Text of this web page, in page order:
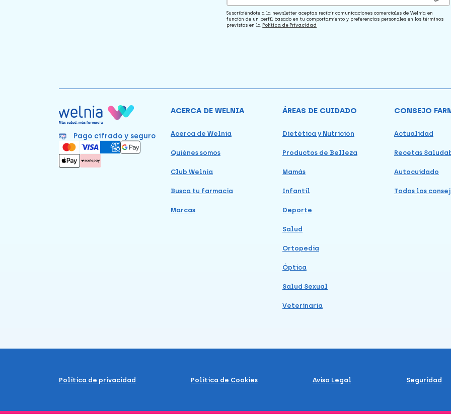
Suscribiéndote a la newsletter aceptas recibir comunicaciones comerciales de Welnia en
función de un perfil basado en tu comportamiento y preferencias personales en los términos
previstos en laPolítica de Privacidad
Pago cifrado y seguro
ACERCA DE WELNIA
Acerca de Welnia
Quiénes somos
Club Welnia
Busca tu farmacia
Marcas
ÁREAS DE CUIDADO
Dietética y Nutrición
Productos de Belleza
Mamás
Infantil
Deporte
Salud
Ortopedia
Óptica
Salud Sexual
Veterinaria
CONSEJO
Actualidad
Recetas
Autocuidado
Todos los
Política de privacidad Política de Cookies Aviso Legal Seguridad